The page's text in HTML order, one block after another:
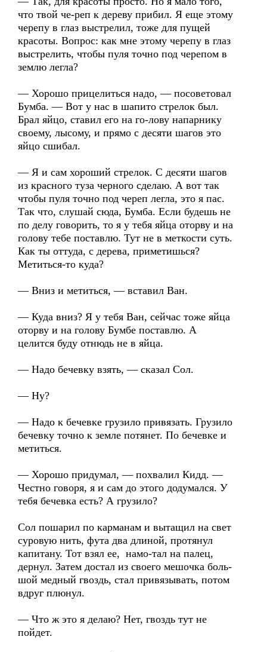
что твой че-реп к дереву прибил. Я еще этому
черепу в глаз выстрелил, тоже для пущей
красоты. Вопрос: как мне этому черепу в глаз
выстрелить, чтобы пуля точно под черепом в
землю легла?
— Хорошо прицелиться надо, — посоветовал
Бумба. — Вот у нас в шапито стрелок был.
Брал яйцо, ставил его на го-лову напарнику
своему, лысому, и прямо с десяти шагов это
яйцо сшибал.
— Я и сам хороший стрелок. С десяти шагов
из красного туза черного сделаю. А вот так
чтобы пуля точно под череп легла, это я пас.
Так что, слушай сюда, Бумба. Если будешь не
по делу говорить, то я у тебя яйца оторву и на
голову тебе поставлю. Тут не в меткости суть.
Как ты оттуда, с дерева, приметишься?
Метиться-то куда?
— Вниз и метиться, — вставил Ван.
— Куда вниз? Я у тебя Ван, сейчас тоже яйца
оторву и на голову Бумбе поставлю. А
целится буду отнюдь не в яйца.
— Надо бечевку взять, — сказал Сол.
— Ну?
— Надо к бечевке грузило привязать. Грузило
бечевку точно к земле потянет. По бечевке и
метиться.
— Хорошо придумал, — похвалил Кидд. —
Честно говоря, я и сам до этого додумался. У
тебя бечевка есть? А грузило?
Сол пошарил по карманам и вытащил на свет
суровую нить, фута два длиной, протянул
капитану. Тот взял ее, намо-тал на палец,
дернул. Затем достал из своего мешочка боль-
шой медный гвоздь, стал привязывать, потом
вдруг плюнул.
— Что ж это я делаю? Нет, гвоздь тут не
пойдет.